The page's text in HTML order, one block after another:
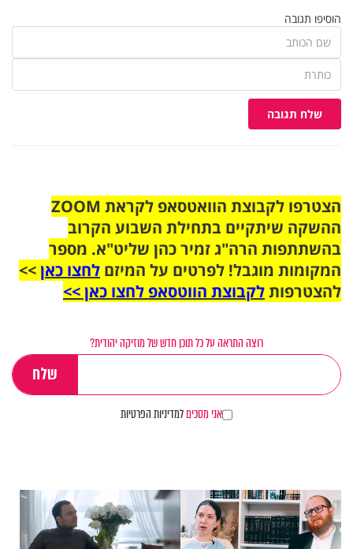
הוסיפו תגובה
שלח תגובה
הצטרפו לקבוצת הוואטסאפ לקראת ZOOM
ההשקה שיתקיים בתחילת השבוע הקרוב
בהשתתפות הרה"ג זמיר כהן שליט"א. מספר
המקומות מוגבל! לפרטים על המיזם לחצו כאן>>
להצטרפותלקבוצת הווטסאפ לחצו כאן >>
רוצה התראה על כל תוכן חדש של מוזיקה יהודית?
אני מסכיםלמדיניות הפרטיות